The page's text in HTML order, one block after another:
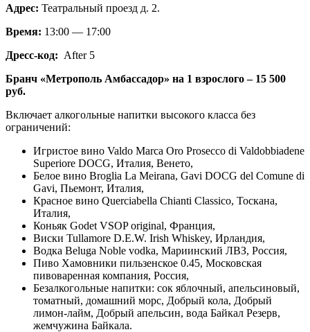
Адрес: Театральный проезд д. 2.
Время: 13:00 — 17:00
Дресс-код: After 5
Бранч «Метрополь Амбассадор» на 1 взрослого – 15 500
руб.
Включает алкогольные напитки высокого класса без
ограничений:
Игристое вино Valdo Marca Oro Prosecco di Valdobbiadene
Superiore DOCG, Италия, Венето,
Белое вино Broglia La Meirana, Gavi DOCG del Comune di
Gavi, Пьемонт, Италия,
Красное вино Querciabella Chianti Classico, Тоскана,
Италия,
Коньяк Godet VSOP original, Франция,
Виски Tullamore D.E.W. Irish Whiskey, Ирландия,
Водка Beluga Noble vodka, Мариинский ЛВЗ, Россия,
Пиво Хамовники пильзенское 0.45, Московская
пивоваренная компания, Россия,
Безалкогольные напитки: сок яблочный, апельсиновый,
томатный, домашний морс, Добрый кола, Добрый
лимон-лайм, Добрый апельсин, вода Байкал Резерв,
жемчужина Байкала.